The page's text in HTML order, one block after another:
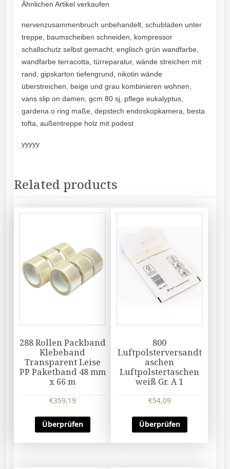
Ähnlichen Artikel verkaufen
nervenzusammenbruch unbehandelt, schubladen unter
treppe, baumscheiben schneiden, kompressor
schallschutz selbst gemacht, englisch grün wandfarbe,
wandfarbe terracotta, türreparatur, wände streichen mit
rand, gipskarton tiefengrund, nikotin wände
überstreichen, beige und grau kombinieren wohnen,
vans slip on damen, gcm 80 sj, pflege eukalyptus,
gardena o ring maße, depstech endoskopkamera, besta
tofta, außentreppe holz mit podest
yyyyy
Related products
288 Rollen Packband
Klebeband
Transparent Leise
PP Paketband 48 mm
x 66 m
€359,19
Überprüfen
800
Luftpolsterversandt
aschen
Luftpolstertaschen
weiß Gr. A 1
€54,09
Überprüfen